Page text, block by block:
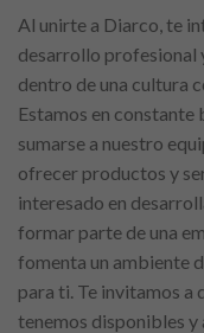
Al unirte a Diarco, te
desarrollo profesional
dentro de una cultura
Estamos en constante
sumarse a nuestro
ofrecer productos y
interesado en
formar parte de una
fomenta un ambiente
para ti. Te invitamos a
tenemos disponibles y